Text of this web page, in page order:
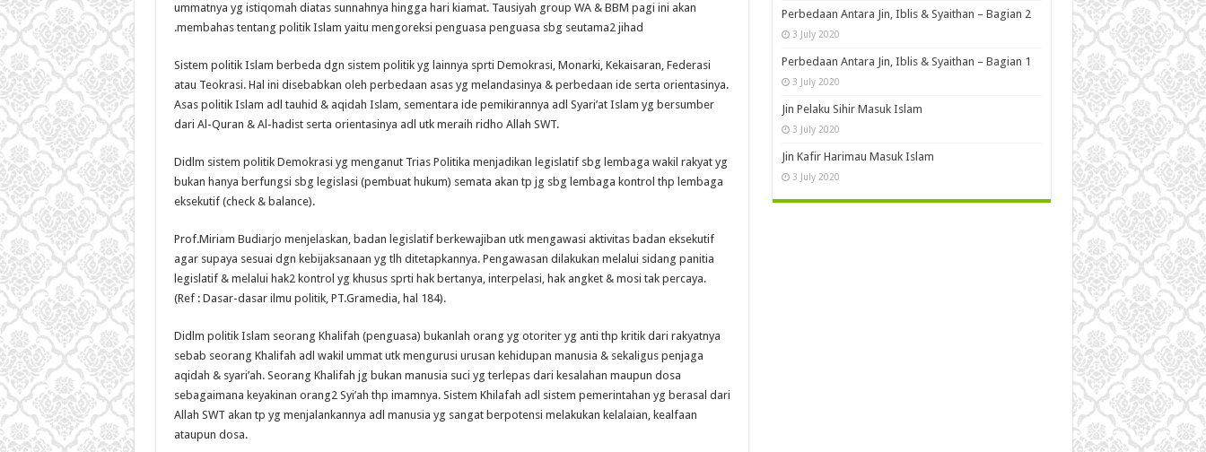
ummatnya yg istiqomah diatas sunnahnya hingga hari kiamat. Tausiyah group WA & BBM pagi ini akan
membahas tentang politik Islam yaitu mengoreksi penguasa penguasa sbg seutama2 jihad.
Sistem politik Islam berbeda dgn sistem politik yg lainnya sprti Demokrasi, Monarki, Kekaisaran, Federasi
atau Teokrasi. Hal ini disebabkan oleh perbedaan asas yg melandasinya & perbedaan ide serta orientasinya.
Asas politik Islam adl tauhid & aqidah Islam, sementara ide pemikirannya adl Syari’at Islam yg bersumber
dari Al-Quran & Al-hadist serta orientasinya adl utk meraih ridho Allah SWT.
Didlm sistem politik Demokrasi yg menganut Trias Politika menjadikan legislatif sbg lembaga wakil rakyat yg
bukan hanya berfungsi sbg legislasi (pembuat hukum) semata akan tp jg sbg lembaga kontrol thp lembaga
eksekutif (check & balance).
Prof.Miriam Budiarjo menjelaskan, badan legislatif berkewajiban utk mengawasi aktivitas badan eksekutif
agar supaya sesuai dgn kebijaksanaan yg tlh ditetapkannya. Pengawasan dilakukan melalui sidang panitia
legislatif & melalui hak2 kontrol yg khusus sprti hak bertanya, interpelasi, hak angket & mosi tak percaya.
(Ref : Dasar-dasar ilmu politik, PT.Gramedia, hal 184).
Didlm politik Islam seorang Khalifah (penguasa) bukanlah orang yg otoriter yg anti thp kritik dari rakyatnya
sebab seorang Khalifah adl wakil ummat utk mengurusi urusan kehidupan manusia & sekaligus penjaga
aqidah & syari’ah. Seorang Khalifah jg bukan manusia suci yg terlepas dari kesalahan maupun dosa
sebagaimana keyakinan orang2 Syi’ah thp imamnya. Sistem Khilafah adl sistem pemerintahan yg berasal dari
Allah SWT akan tp yg menjalankannya adl manusia yg sangat berpotensi melakukan kelalaian, kealfaan
ataupun dosa.
Perbedaan Antara Jin, Iblis & Syaithan – Bagian 2
3 July 2020
Perbedaan Antara Jin, Iblis & Syaithan – Bagian 1
3 July 2020
Jin Pelaku Sihir Masuk Islam
3 July 2020
Jin Kafir Harimau Masuk Islam
3 July 2020